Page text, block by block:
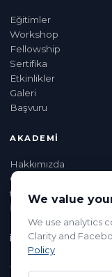
Eğitimler
Workshop
Fellowship
Sertifika
Etkinlikler
Galeri
Başvuru
AKADEMI
Hakkımızda
Op. Dr. Tunç Koç
tunckoc.com →
İletişim
İLETIŞIM
+90 543 352 60 12
We value
We use analytics
Clarity and
Policy